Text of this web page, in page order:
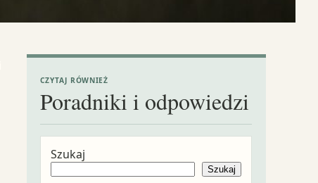
CZYTAJ RÓWNIEŻ
Poradniki i odpowiedzi
Szukaj
Szukaj